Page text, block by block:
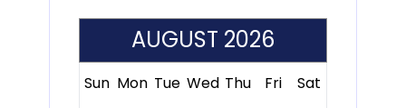
AUGUST 2026
Sun Mon Tue Wed Thu Fri Sat